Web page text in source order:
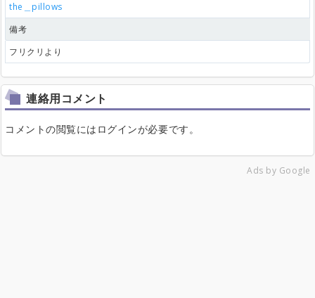
the＿pillows
備考
フリクリより
連絡用コメント
コメントの閲覧にはログインが必要です。
Ads by Google